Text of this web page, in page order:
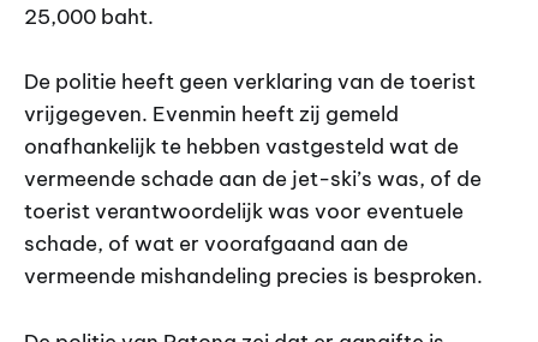
25,000 baht.
De politie heeft geen verklaring van de toerist
vrijgegeven. Evenmin heeft zij gemeld
onafhankelijk te hebben vastgesteld wat de
vermeende schade aan de jet-ski’s was, of de
toerist verantwoordelijk was voor eventuele
schade, of wat er voorafgaand aan de
vermeende mishandeling precies is besproken.